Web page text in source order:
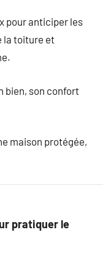
pour anticiper les
la toiture et
bien, son confort
maison protégée,
pratiquer le